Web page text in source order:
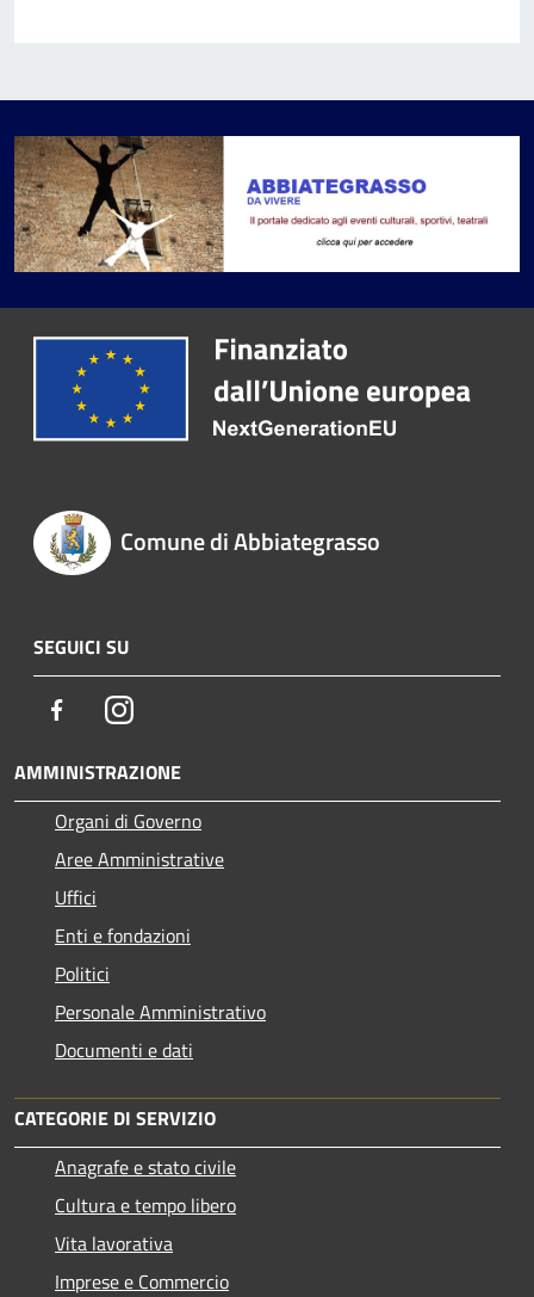
Comune di Abbiategrasso
SEGUICI SU
FacebookInstagram
AMMINISTRAZIONE
Organi di Governo
Aree Amministrative
Uffici
Enti e fondazioni
Politici
Personale Amministrativo
Documenti e dati
CATEGORIE DI SERVIZIO
Anagrafe e stato civile
Cultura e tempo libero
Vita lavorativa
Imprese e Commercio